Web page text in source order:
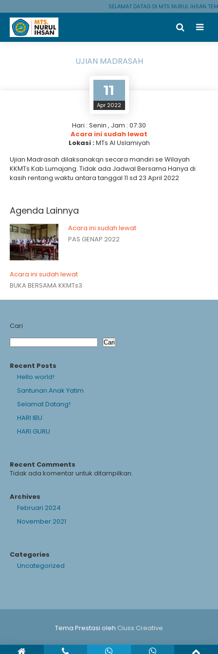
SELAMAT DATAG DI MTS NURUL IHSAN
UJIAN MADRASAH
11
Apr 2022
Hari : Senin , Jam : 07:30
Acara ini sudah lewat
Lokasi :MTs Al Uslamiyah
Ujian Madrasah dilaksanakqn secara mandiri se Wilayah
KKMTs Kab Lumajang. Tidak ada Jadwal Bersama Hanya di
kasih rentang waktu antara tanggal 11 sd 23 April 2022
Agenda Lainnya
Acara ini sudah lewat
PAS GENAP 2022
Acara ini sudah lewat
BUKA BERSAMA KKMTs3
Cari
Cari
Recent Posts
Hello world!
Santunan Anak Yatim
Selamat Datang!
HARI IBU
HARI GURU
Recent Comments
Tidak ada komentar untuk ditampilkan.
Archives
Februari 2024
November 2021
Categories
Uncategorized
Tema Prestasi oleh Ciuss Creative